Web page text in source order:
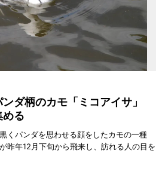
ンダ柄のカモ「ミコアイサ」
める
くパンダを思わせる顔をしたカモの一種
昨年12月下旬から飛来し、訪れる人の目を